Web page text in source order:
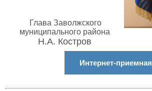
Глава Заволжского
муниципального района
Н.А. Костров
Интернет-приемная